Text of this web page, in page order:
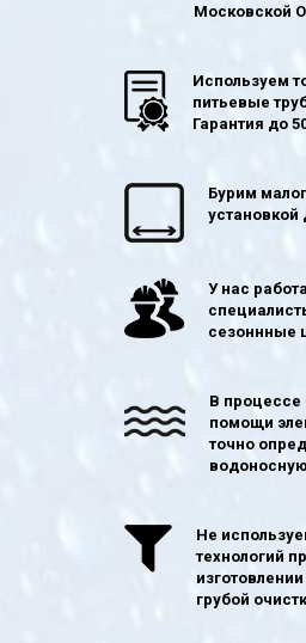
Московской
Используем
питьевые
Гарантия до
Бурим
установкой
У нас
сезоннные
В процессе
помощи
точно
Не
технологий
грубой